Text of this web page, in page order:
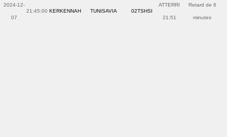
2024-12-
07
21:45:00 KERKENNAH TUNISAVIA 02TSHSI
ATTERRI
21:51
Retard de 6
minutes